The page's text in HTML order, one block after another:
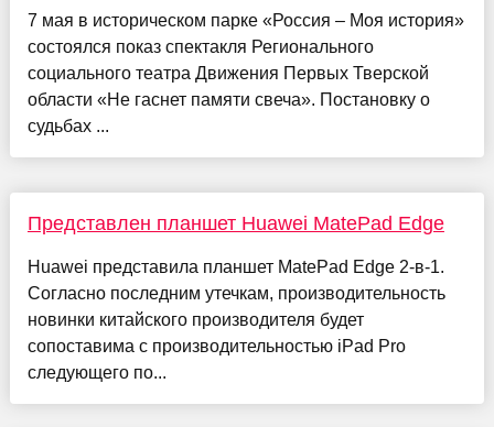
7 мая в историческом парке «Россия – Моя история»
состоялся показ спектакля Регионального
социального театра Движения Первых Тверской
области «Не гаснет памяти свеча». Постановку о
судьбах ...
Представлен планшет Huawei MatePad Edge
Huawei представила планшет MatePad Edge 2-в-1.
Согласно последним утечкам, производительность
новинки китайского производителя будет
сопоставима с производительностью iPad Pro
следующего по...